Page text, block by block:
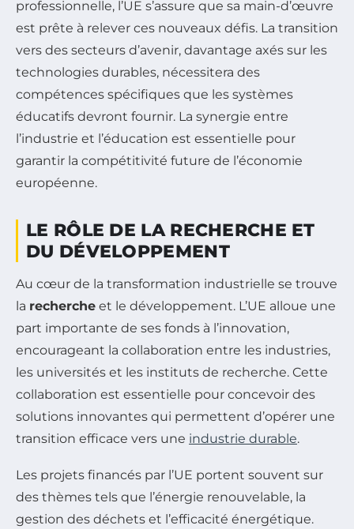
professionnelle, l’UE s’assure que sa main-d’œuvre
est prête à relever ces nouveaux défis. La transition
vers des secteurs d’avenir, davantage axés sur les
technologies durables, nécessitera des
compétences spécifiques que les systèmes
éducatifs devront fournir. La synergie entre
l’industrie et l’éducation est essentielle pour
garantir la compétitivité future de l’économie
européenne.
LE RÔLE DE LA RECHERCHE ET
DU DÉVELOPPEMENT
Au cœur de la transformation industrielle se trouve
la recherche et le développement. L’UE alloue une
part importante de ses fonds à l’innovation,
encourageant la collaboration entre les industries,
les universités et les instituts de recherche. Cette
collaboration est essentielle pour concevoir des
solutions innovantes qui permettent d’opérer une
transition efficace vers une industrie durable.
Les projets financés par l’UE portent souvent sur
des thèmes tels que l’énergie renouvelable, la
gestion des déchets et l’efficacité énergétique.